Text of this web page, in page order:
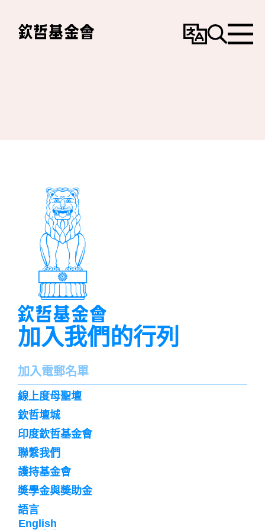
變
搜
選
加入我們的行列
名
字
加入電郵名單
訌
閱
線上度母聖壇
欽哲壇城
印度欽哲基金會
聯繫我們
護持基金會
奬學金與奬助金
語言
English